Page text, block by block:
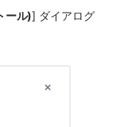
ール)] ダイアログ